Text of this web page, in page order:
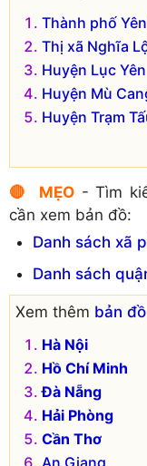
Thành phố
Thị xã Nghĩa
Huyện Lục Yên
Huyện Mù
Huyện Trạm
🔴 MẸO- Tìm
cần xem bản đồ:
Danh sách xã
Danh sách
Xem thêm bản
Hà Nội
Hồ Chí Minh
Đà Nẵng
Hải Phòng
Cần Thơ